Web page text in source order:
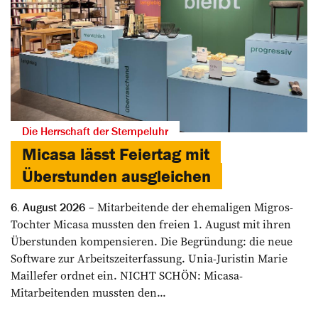
Die Herrschaft der Stempeluhr
Micasa lässt Feiertag mit
Überstunden ausgleichen
6. August 2026
Mitarbeitende der ehemaligen Migros-
Tochter Micasa mussten den freien 1. August mit ihren
Überstunden kompensieren. Die Begründung: die neue
Software zur Arbeitszeiterfassung. Unia-Juristin Marie
Maillefer ordnet ein. NICHT SCHÖN: Micasa-
Mitarbeitenden mussten den...